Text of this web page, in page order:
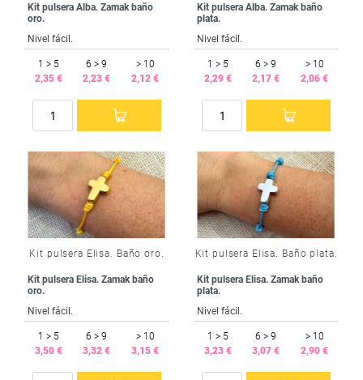
Kit pulsera Alba. Zamak baño
oro.
Nivel fácil.
1 > 5
2,35 €
6 > 9
2,23 €
> 10
2,12 €
Kit pulsera Alba. Zamak baño
plata.
Nivel fácil.
1 > 5
2,29 €
6 > 9
2,17 €
> 10
2,06 €
Kit pulsera Elisa. Baño oro.
Kit pulsera Elisa. Zamak baño
oro.
Nivel fácil.
1 > 5
3,50 €
6 > 9
3,32 €
> 10
3,15 €
Kit pulsera Elisa. Baño plata.
Kit pulsera Elisa. Zamak baño
plata.
Nivel fácil.
1 > 5
3,23 €
6 > 9
3,07 €
> 10
2,90 €